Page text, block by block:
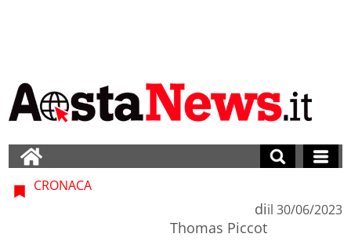
CRONACA
di
Thomas Piccot
il 30/06/2023